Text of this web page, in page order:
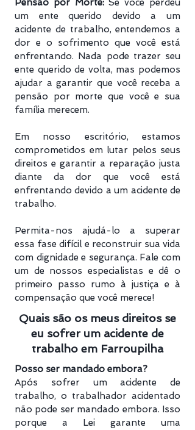
Pensão por Morte:Se você perdeu
um ente querido devido a um
acidente de trabalho, entendemos a
dor e o sofrimento que você está
enfrentando. Nada pode trazer seu
ente querido de volta, mas podemos
ajudar a garantir que você receba a
pensão por morte que você e sua
família merecem.
Em nosso escritório, estamos
comprometidos em lutar pelos seus
direitos e garantir a reparação justa
diante da dor que você está
enfrentando devido a um acidente de
trabalho.
Permita-nos ajudá-lo a superar
essa fase difícil e reconstruir sua vida
com dignidade e segurança. Fale com
um de nossos especialistas e dê o
primeiro passo rumo à justiça e à
compensação que você merece!
Quais são os meus direitos se
eu sofrer um acidente de
trabalho em Farroupilha
Posso ser mandado embora?
Após sofrer um acidente de
trabalho, o trabalhador acidentado
não pode ser mandado embora. Isso
porque a Lei garante uma